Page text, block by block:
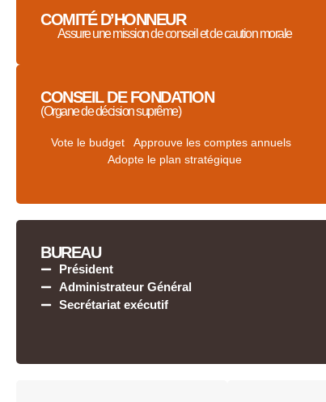
COMITÉ D’HONNEUR
Assure une mission de conseil et de caution morale
CONSEIL DE FONDATION
(Organe de décision suprême)
Vote le budget Approuve les comptes annuels
Adopte le plan stratégique
BUREAU
Président
Administrateur Général
Secrétariat exécutif